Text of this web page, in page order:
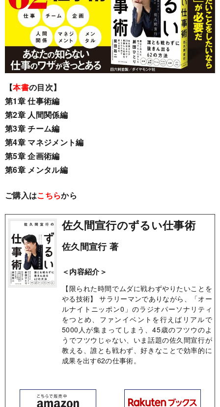
【本書の目次】
第1章 仕事術編
第2章 人間関係編
第3章 チーム編
第4章 マネジメント編
第5章 企画術編
第6章 メンタル編
ご購入はこちらから
佐久間宣行のずるい仕事術
佐久間宣行 著
＜内容紹介＞
【限られた時間でムダに戦わずやりたいことを
やる技術】 サラリーマンでありながら、「オー
ルナイトニッポン0」のラジオパーソナリティ
をつとめ、ファンイベントを行えばリアルで
5000人が集まってしまう、45歳のフツウのよ
うでフツウじゃない、いま話題の佐久間宣行が
教える、誰とも戦わず、好きなことで効率的に
成果を出す62の仕事術。